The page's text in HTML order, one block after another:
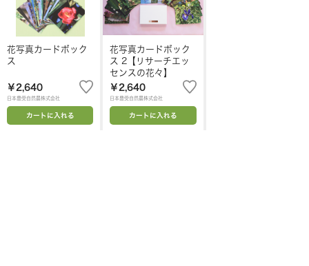
花写真カードボック
ス
￥2,640
日本豊受自然農株式会社
カートに入れる
花写真カードボック
ス 2【リサーチエッ
センスの花々】
￥2,640
日本豊受自然農株式会社
カートに入れる